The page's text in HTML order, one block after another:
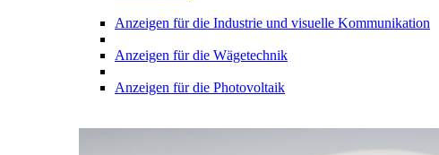
Anzeigen für die Industrie und visuelle Kommunikation
Anzeigen für die Wägetechnik
Anzeigen für die Photovoltaik